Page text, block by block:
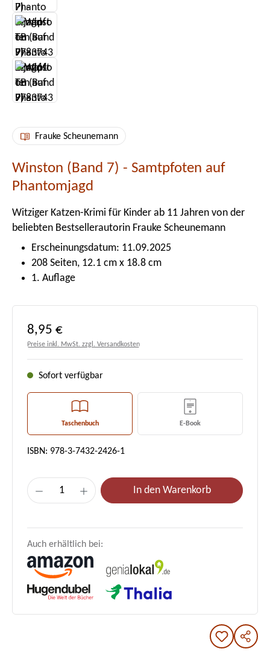
Frauke Scheunemann
Winston (Band 7) - Samtpfoten auf
Phantomjagd
Witziger Katzen-Krimi für Kinder ab 11 Jahren von der
beliebten Bestsellerautorin Frauke Scheunemann
Erscheinungsdatum: 11.09.2025
208 Seiten, 12.1 cm x 18.8 cm
1. Auflage
Regulärer Preis:
8,95 €
Preise inkl. MwSt. zzgl. Versandkosten
Sofort verfügbar
Taschenbuch E-Book
ISBN: 978-3-7432-2426-1
Produkt Anzahl: Gib den gewünschten
In den Warenkorb
Auch erhältlich bei: